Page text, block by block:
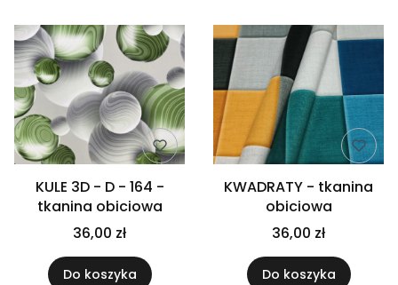
KULE 3D - D - 164 -
tkanina obiciowa
36,00 zł
Do koszyka
KWADRATY - tkanina
obiciowa
36,00 zł
Do koszyka